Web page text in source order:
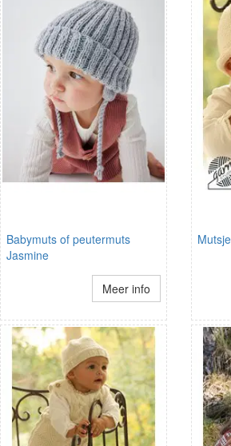
Babymuts of peutermuts
Jasmine
Meer info
Mutsje